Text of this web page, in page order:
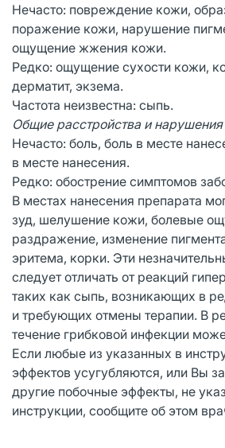
Нечасто: повреждение кожи,
поражение кожи, нарушение
ощущение жжения кожи.
Редко: ощущение сухости кожи,
дерматит, экзема.
Частота неизвестна: сыпь.
Общие расстройства и
Нечасто: боль, боль в месте
в месте нанесения.
Редко: обострение симптомов
В местах нанесения препарата
зуд, шелушение кожи, болевые
раздражение, изменение
эритема, корки. Эти
следует отличать от реакций
таких как сыпь, возникающих в
и требующих отмены терапии. В
течение грибковой инфекции
Если любые из указанных в
эффектов усугубляются, или Вы
другие побочные эффекты, не
инструкции, сообщите об этом